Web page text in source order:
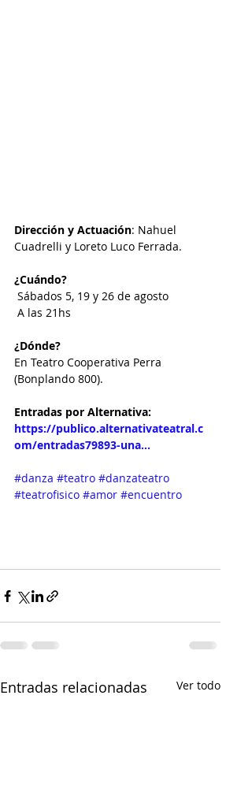
Dirección y Actuación: Nahuel
Cuadrelli y Loreto Luco Ferrada.
¿Cuándo?
Sábados 5, 19 y 26 de agosto
A las 21hs
¿Dónde?
En Teatro Cooperativa Perra
(Bonplando 800).
Entradas por Alternativa:
https://publico.alternativateatral.c
om/entradas79893-una...
#danza #teatro #danzateatro
#teatrofisico #amor #encuentro
Entradas relacionadas Ver todo